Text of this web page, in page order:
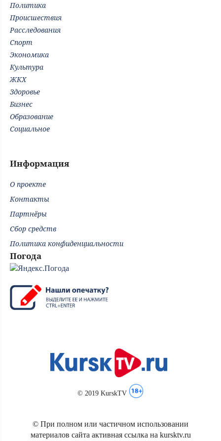
Политика
Происшествия
Расследования
Спорт
Экономика
Культура
ЖКХ
Здоровье
Бизнес
Образование
Социальное
Информация
О проекте
Контакты
Партнёры
Сбор средств
Политика конфиденциальности
Погода
© 2019 KurskTV
© При полном или частичном использовании
материалов сайта активная ссылка на kursktv.ru